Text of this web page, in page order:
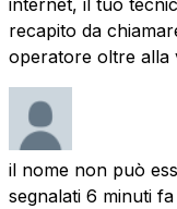
recapito da
operatore oltre alla
il nome non può
segnalati 6 minuti fa